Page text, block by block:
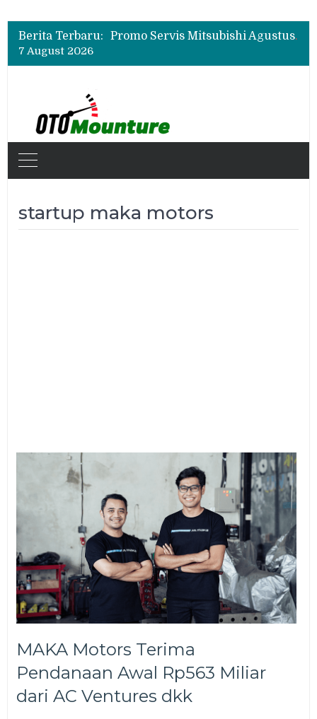
Berita Terbaru:
Bukan Cuma Layar 14,6 Inci, Ini Fitur Pintar Changan Nevo Q05 yang Dibanderol Rp309 Juta
Promo Servis Mitsubishi Agustus 2026, Ada Diskon ESP dan Bodi & Cat Kilau Merdeka
Bukan Cuma Layar 14,6 Inci, Ini Fitur Pintar Changan Nevo Q05 yang Dibanderol Rp309 Juta
7 August 2026
startup maka motors
MAKA Motors Terima
Pendanaan Awal Rp563 Miliar
dari AC Ventures dkk